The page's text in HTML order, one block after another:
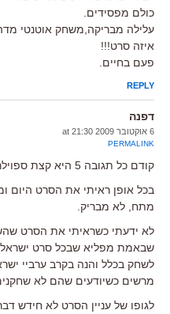
כולם מפסידים.
עלילה מבריקה,משחק אוטנטי
איזה סרט!!!
פעם בחיים.
REPLY
דפנה
6 אוקטובר 2009 at 21:30
PERMALINK
קודם כל תגובה 5 היא קצת ספוילר.
בכל אופן ראיתי את הסרט
מתח, לא מבריק.
לא ידעתי כשראיתי את הסרט
שבאמת מפליא שבכל סרט
לשחק בכלל והנה בקרב ערביי
מרשים כשיודעים שהם לא
לגופו של עניין הסרט לא חידש